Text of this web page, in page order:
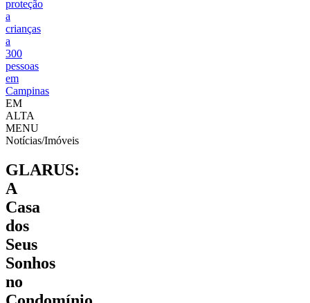
proteção
a
crianças
a
300
pessoas
em
Campinas
EM
ALTA
MENU
Notícias/Imóveis
GLARUS:
A
Casa
dos
Seus
Sonhos
no